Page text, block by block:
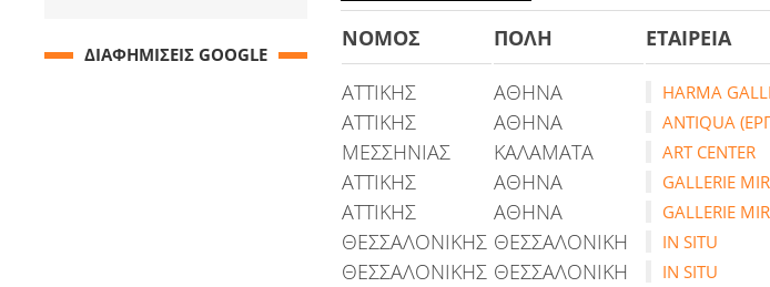
ΝΟΜΟΣ
ΠΟΛΗ ΕΤΑΙΡΕΙΑ
ΑΤΤΙΚΗΣ ΑΘΗΝΑ HARMA
ΑΤΤΙΚΗΣ ΑΘΗΝΑ ANTIQUA
ΜΕΣΣΗΝΙΑΣ ΚΑΛΑΜΑΤΑ ART CENTER
ΑΤΤΙΚΗΣ ΑΘΗΝΑ GALLERIE
ΑΤΤΙΚΗΣ ΑΘΗΝΑ GALLERIE
ΘΕΣΣΑΛΟΝΙΚΗΣ ΘΕΣΣΑΛΟΝΙΚΗ IN SITU
ΘΕΣΣΑΛΟΝΙΚΗΣ ΘΕΣΣΑΛΟΝΙΚΗ IN SITU
ΔΙΑΦΗΜΙΣΕΙΣ GOOGLE